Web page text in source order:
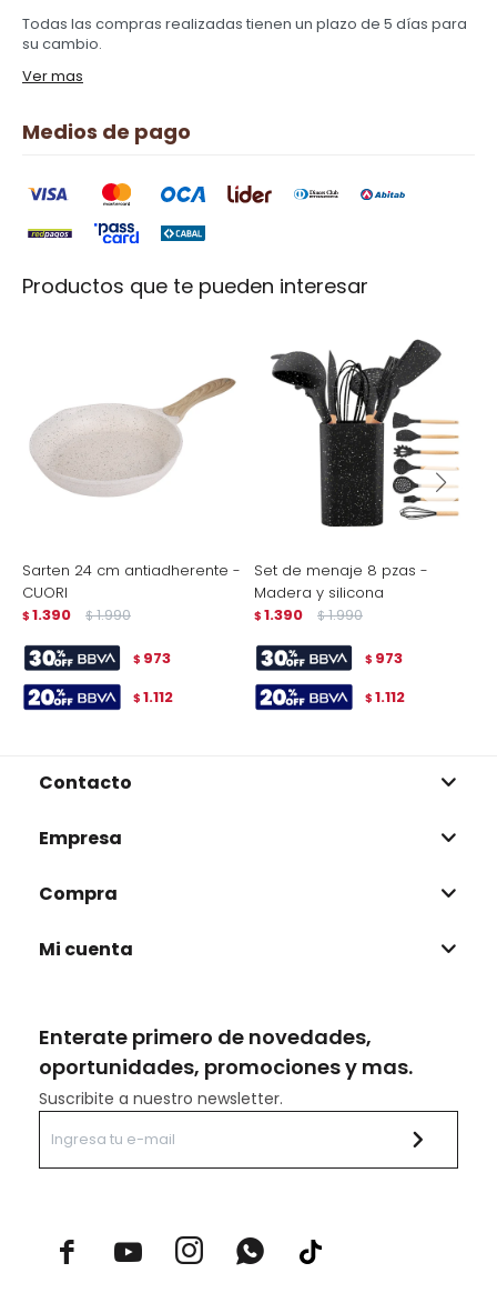
Todas las compras realizadas tienen un plazo de 5 días para
su cambio.
Ver mas
Medios de pago
Productos que te pueden interesar
Sarten 24 cm antiadherente -
CUORI
$ 1.390 $ 1.990
$ 973
$ 1.112
Set de menaje 8 pzas -
Madera y silicona
$ 1.390 $ 1.990
$ 973
$ 1.112
Enterate primero de novedades,
oportunidades, promociones y mas.
Suscribite a nuestro newsletter.
  
Contacto
Empresa
Compra
Mi cuenta